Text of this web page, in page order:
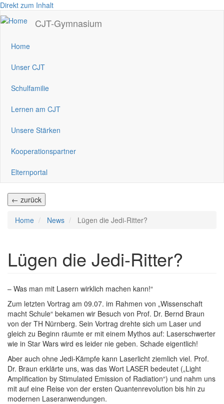
Direkt zum Inhalt
CJT-Gymnasium
Home
Unser CJT
Schulfamilie
Lernen am CJT
Unsere Stärken
Kooperationspartner
Elternportal
← zurück
Home News Lügen die Jedi-Ritter?
Lügen die Jedi-Ritter?
Textkörper
– Was man mit Lasern wirklich machen kann!“
Zum letzten Vortrag am 09.07. im Rahmen von „Wissenschaft
macht Schule“ bekamen wir Besuch von Prof. Dr. Bernd Braun
von der TH Nürnberg. Sein Vortrag drehte sich um Laser und
gleich zu Beginn räumte er mit einem Mythos auf: Laserschwerter
wie in Star Wars wird es leider nie geben. Schade eigentlich!
Aber auch ohne Jedi-Kämpfe kann Laserlicht ziemlich viel. Prof.
Dr. Braun erklärte uns, was das Wort LASER bedeutet („Light
Amplification by Stimulated Emission of Radiation“) und nahm uns
mit auf eine Reise von der ersten Quantenrevolution bis hin zu
modernen Laseranwendungen.